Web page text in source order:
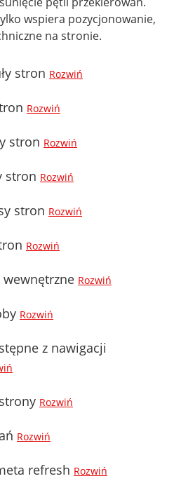
wspiera pozycjonowanie,
na stronie.
stron Rozwiń
Rozwiń
stron Rozwiń
stron Rozwiń
stron Rozwiń
Rozwiń
Rozwiń
Rozwiń
z nawigacji
Rozwiń
Rozwiń
refresh Rozwiń